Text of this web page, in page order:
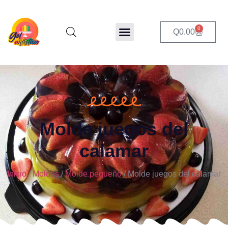
Q0.00 0
Molde juegos del
calamar
Inicio/Moldes/Molde pequeño/ Molde juegos del calamar